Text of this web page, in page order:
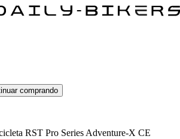
comprando
RST Pro Series Adventure-X CE